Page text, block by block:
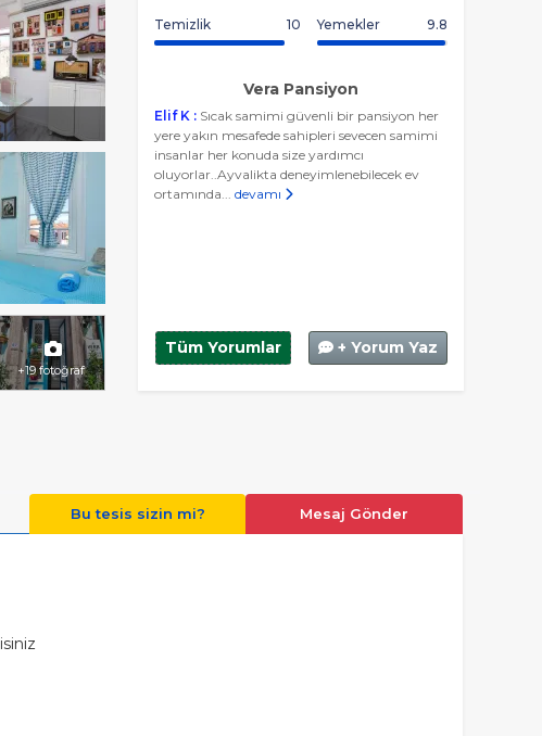
+19 fotoğraf
Temizlik 10 Yemekler 9.8
Vera Pansiyon
Elif K : Sıcak samimi güvenli bir pansiyon her
yere yakın mesafede sahipleri sevecen samimi
insanlar her konuda size yardımcı
oluyorlar..Ayvalikta deneyimlenebilecek ev
ortamında... devamı
Tüm Yorumlar + Yorum Yaz
Bu tesis sizin mi? Mesaj Gönder